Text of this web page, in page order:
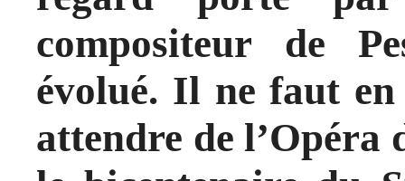
compositeur de
évolué. Il ne faut
attendre de l’Opéra